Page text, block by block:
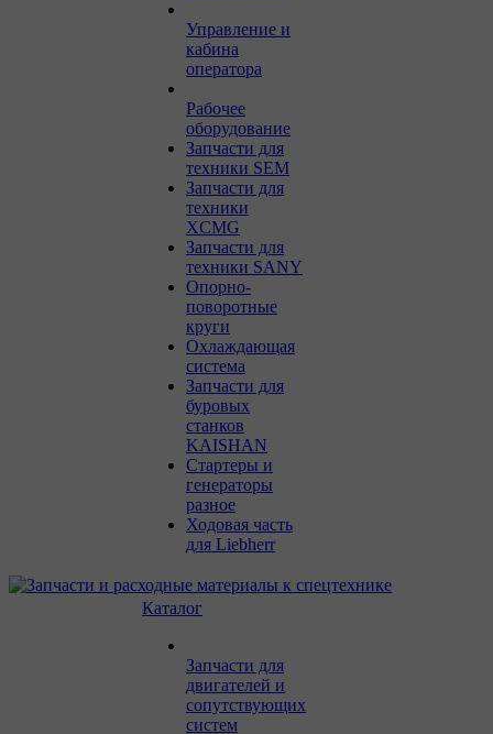
Управление и
кабина
оператора
Рабочее
оборудование
Запчасти для
техники SEM
Запчасти для
техники
XCMG
Запчасти для
техники SANY
Опорно-
поворотные
круги
Охлаждающая
система
Запчасти для
буровых
станков
KAISHAN
Стартеры и
генераторы
разное
Ходовая часть
для Liebherr
Каталог
Запчасти для
двигателей и
сопутствующих
систем